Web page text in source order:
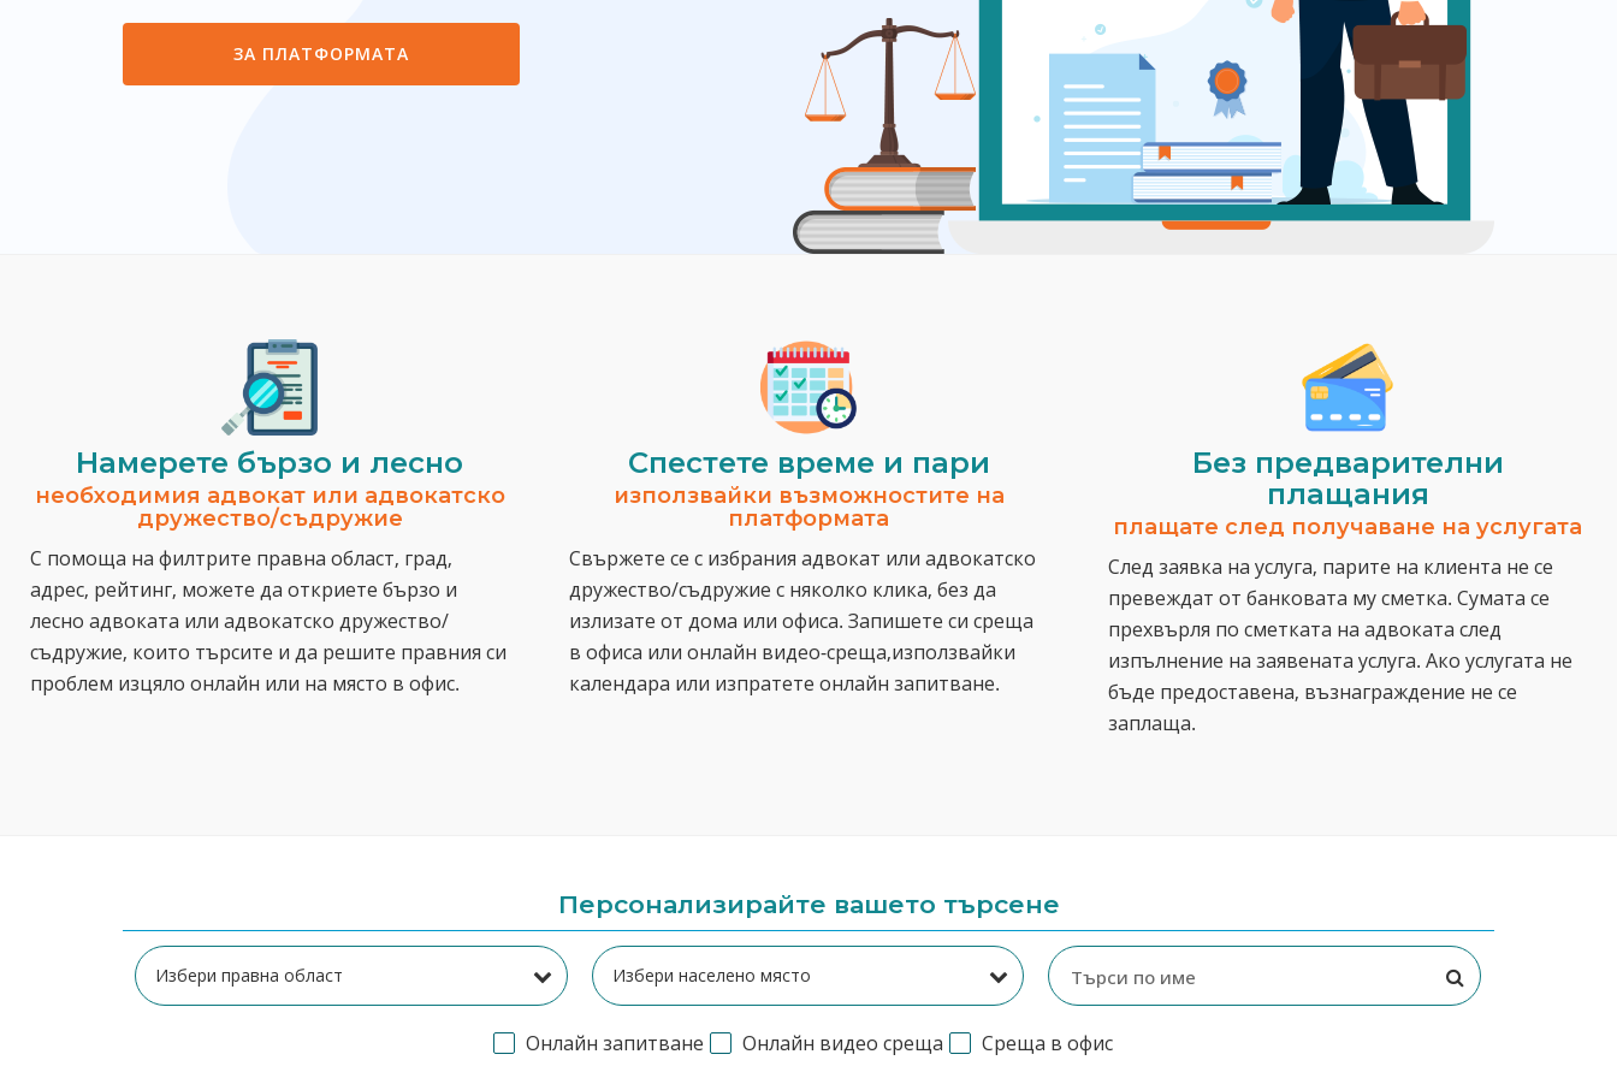
ЗА ПЛАТФОРМАТА
Намерете бързо и лесно
необходимия адвокат или адвокатско
дружество/съдружие
С помоща на филтрите правна област, град,
адрес, рейтинг, можете да откриете бързо и
лесно адвоката или адвокатско дружество/
съдружие, които търсите и да решите правния си
проблем изцяло онлайн или на място в офис.
Спестeте време и пари
използвайки възможностите на
платформата
Свържете се с избрания адвокат или адвокатско
дружество/съдружие с няколко клика, без да
излизате от дома или офиса. Запишете си среща
в офиса или онлайн видео-среща,използвайки
календара или изпратете онлайн запитване.
Без предварителни
плащания
плащате след получаване на услугата
След заявка на услуга, парите на клиента не се
превеждат от банковата му сметка. Сумата се
прехвърля по сметката на адвоката след
изпълнение на заявената услуга. Ако услугата не
бъде предоставена, възнаграждение не се
заплаща.
Персонализирайте вашето търсене
Онлайн запитване Онлайн видео среща Среща в офис